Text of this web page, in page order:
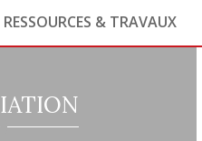
RESSOURCES & TRAVAUX